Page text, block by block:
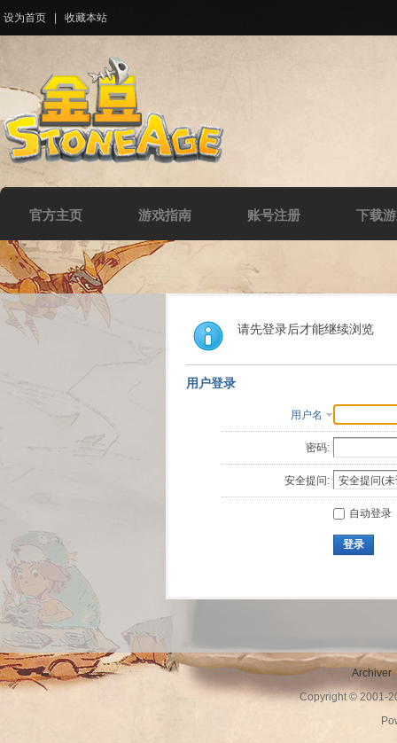
设为首页 收藏本站
官方主页 游戏指南 账号注册 下载
请先登录后才能继续浏览
用户登录
用户名
密码:
安全提问:
自动登录
登录
Archiver
Copyright © 2001-